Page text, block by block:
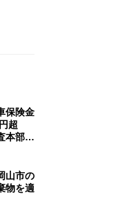
保険金
超
本部解
山市の
物を適